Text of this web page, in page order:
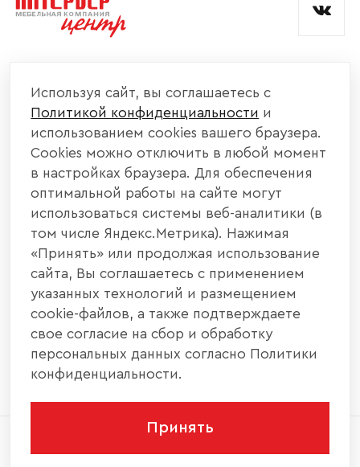
КАТАЛОГ МЕБЕЛИ
ИНФОРМАЦИЯ
НАШИ КОНТАКТЫ
+7 800 700 20 58
440004, г. Пенза, ул. Рябова, д. 31
info@interier-center.ru
2026 © ООО «Интерьер Центр» - Все права
Согласен с
Используя сайт, вы соглашаетесь с
Политикой конфиденциальности и
использованием cookies вашего браузера.
Cookies можно отключить в любой момент
в настройках браузера. Для обеспечения
оптимальной работы на сайте могут
использоваться системы веб-аналитики (в
том числе Яндекс.Метрика). Нажимая
«Принять» или продолжая использование
сайта, Вы соглашаетесь с применением
указанных технологий и размещением
cookie-файлов, а также подтверждаете
свое согласие на сбор и обработку
персональных данных согласно Политики
конфиденциальности.
Принять